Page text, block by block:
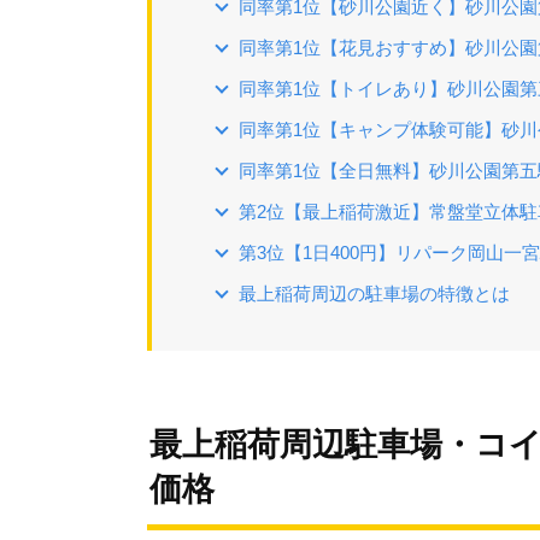
同率第1位【砂川公園近く】砂川公
同率第1位【花見おすすめ】砂川公
同率第1位【トイレあり】砂川公園
同率第1位【キャンプ体験可能】砂
同率第1位【全日無料】砂川公園第
第2位【最上稲荷激近】常盤堂立体
第3位【1日400円】リパーク岡山一
最上稲荷周辺の駐車場の特徴とは
最上稲荷周辺駐車場・コ
価格